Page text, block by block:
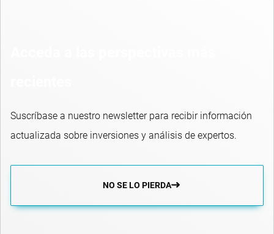
Suscríbase a nuestro newsletter para recibir información
actualizada sobre inversiones y análisis de expertos.
NO SE LO PIERDA